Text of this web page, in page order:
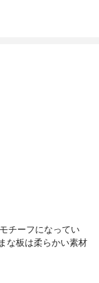
チーフになってい
な板は柔らかい素材